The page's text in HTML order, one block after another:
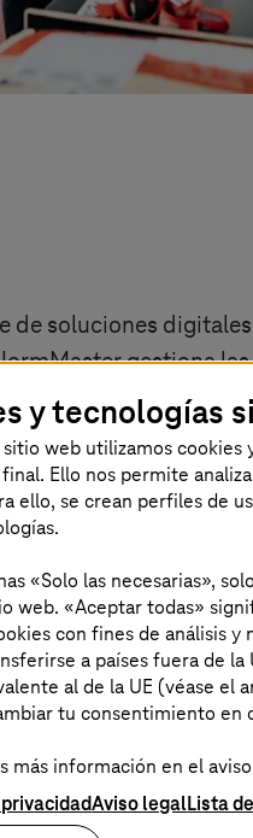
de soluciones
gestiona
Mostrar
Se puede
web en este
y tecnologías
web utilizamos
Ello nos permite
ello, se crean perfiles de
«Solo las necesarias»,
web. «Aceptar todas»
con fines de análisis
a países fuera de
al de la UE (véase el
tu consentimiento en
más información en el
Aviso legalLista